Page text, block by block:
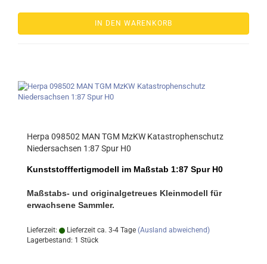
IN DEN WARENKORB
Herpa 098502 MAN TGM MzKW Katastrophenschutz
Niedersachsen 1:87 Spur H0
Kunststofffertigmodell im Maßstab 1:87 Spur H0
Maßstabs- und originalgetreues Kleinmodell für
erwachsene Sammler.
Lieferzeit: Lieferzeit ca. 3-4 Tage (Ausland abweichend)
Lagerbestand: 1 Stück